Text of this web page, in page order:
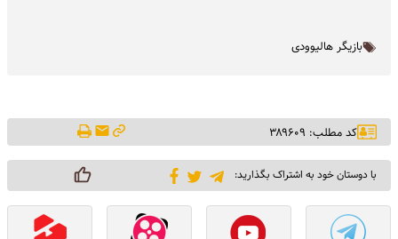
بازیگر هالیوودی
کد مطلب: ۳۸۹۶۰۹
با دوستان خود به اشتراک بگذارید: